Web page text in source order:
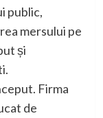
public,
mersului pe
și
Firma
de